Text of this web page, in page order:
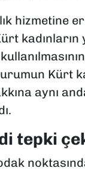
hizmetine
Kürt
aynı
tepki